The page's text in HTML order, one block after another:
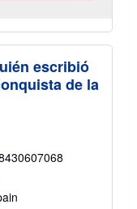
escribió
de la